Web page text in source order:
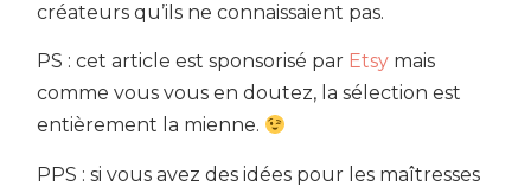
créateurs qu’ils ne connaissaient pas.
PS : cet article est sponsorisé par Etsy mais
comme vous vous en doutez, la sélection est
entièrement la mienne.
PPS : si vous avez des idées pour les maîtresses